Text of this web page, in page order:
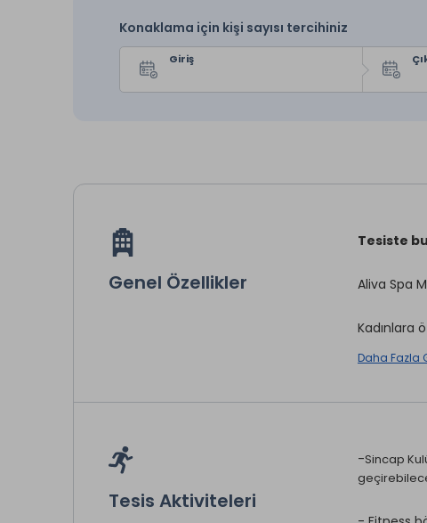
Konaklama için kişi sayısı tercihiniz
Giriş
Genel Özellikler
Tesiste
Aliva Spa
Kadınlara
Oda
Daha Fazla
Tesis Aktiviteleri
-Sincap